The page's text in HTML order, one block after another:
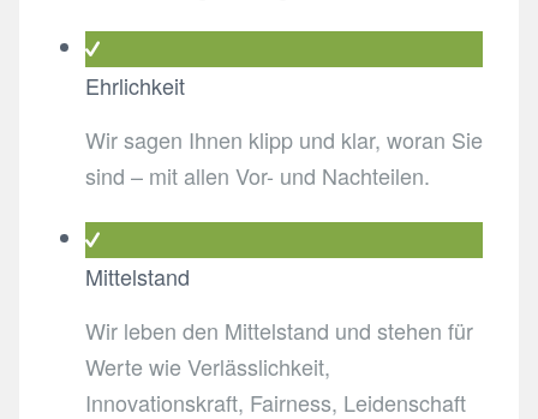
Ehrlichkeit
Wir sagen Ihnen klipp und klar, woran Sie
sind – mit allen Vor- und Nachteilen.
Mittelstand
Wir leben den Mittelstand und stehen für
Werte wie Verlässlichkeit,
Innovationskraft, Fairness, Leidenschaft